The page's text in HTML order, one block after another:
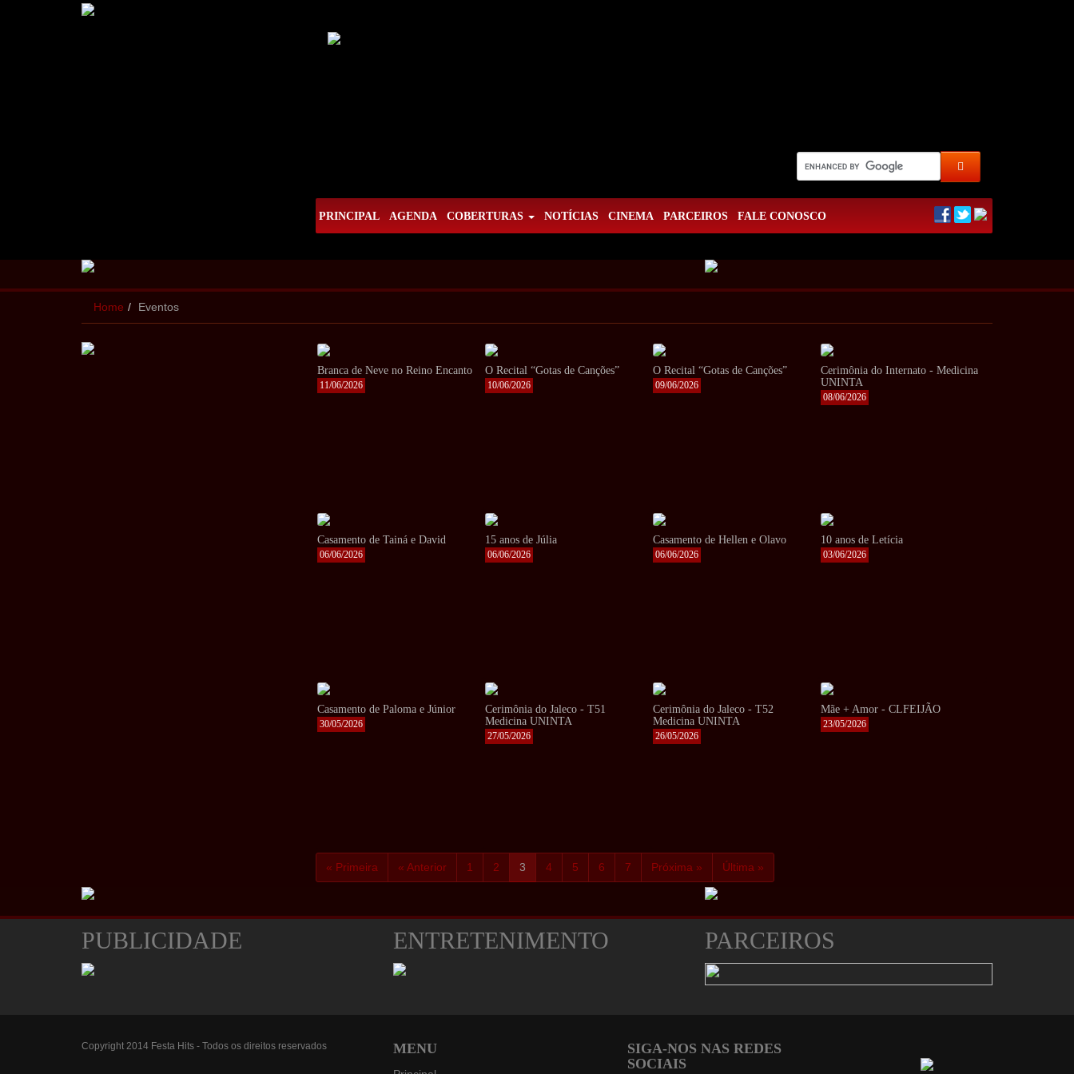
PRINCIPAL AGENDA COBERTURAS NOTÍCIAS CINEMA PARCEIROS FALE CONOSCO
Home Eventos
Branca de Neve no Reino Encanto
11/06/2026
O Recital “Gotas de Canções”
10/06/2026
O Recital “Gotas de Canções”
09/06/2026
Cerimônia do Internato - Medicina
UNINTA
08/06/2026
Casamento de Tainá e David
06/06/2026
15 anos de Júlia
06/06/2026
Casamento de Hellen e Olavo
06/06/2026
10 anos de Letícia
03/06/2026
Casamento de Paloma e Júnior
30/05/2026
Cerimônia do Jaleco - T51
Medicina UNINTA
27/05/2026
Cerimônia do Jaleco - T52
Medicina UNINTA
26/05/2026
Mãe + Amor - CLFEIJÃO
23/05/2026
« Primeira « Anterior 1 2 3 4 5 6 7 Próxima » Última »
PUBLICIDADE ENTRETENIMENTO PARCEIROS
Copyright 2014 Festa Hits - Todos os direitos reservados MENU
SIGA-NOS NAS REDES
SOCIAIS